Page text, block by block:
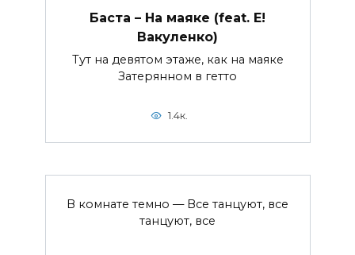
Баста – На маяке (feat. Е!
Вакуленко)
Тут на девятом этаже, как на маяке
Затерянном в гетто
1.4к.
В комнате темно — Все танцуют, все
танцуют, все